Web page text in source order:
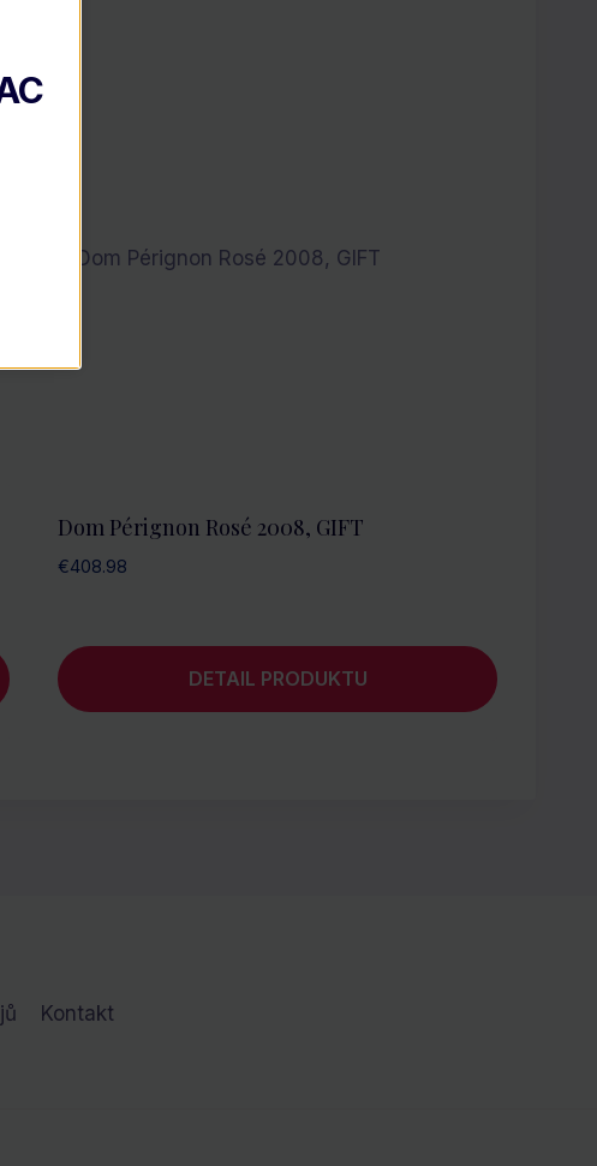
Dom Pérignon Rosé 2008, GIFT
€408.98
DETAIL PRODUKTU
Kontakt